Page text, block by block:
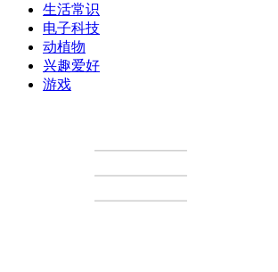
生活常识
电子科技
动植物
兴趣爱好
游戏